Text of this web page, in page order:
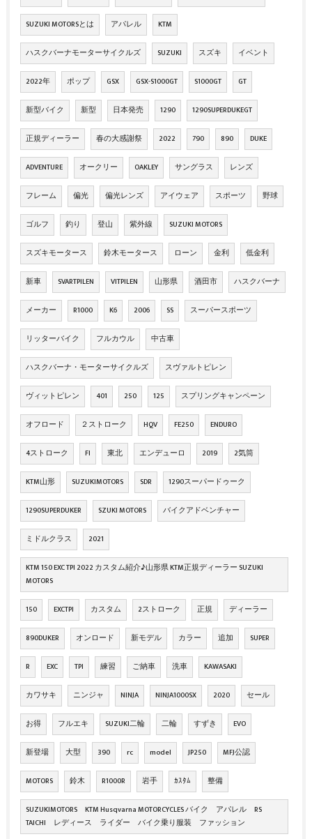
SUZUKI MOTORSとは アパレル KTM
ハスクバーナモーターサイクルズ SUZUKI スズキ イベント
2022年 ポップ GSX GSX-S1000GT S1000GT GT
新型バイク 新型 日本発売 1290 1290SUPERDUKEGT
正規ディーラー 春の大感謝祭 2022 790 890 DUKE
ADVENTURE オークリー OAKLEY サングラス レンズ
フレーム 偏光 偏光レンズ アイウェア スポーツ 野球
ゴルフ 釣り 登山 紫外線 SUZUKI MOTORS
スズキモータース 鈴木モータース ローン 金利 低金利
新車 SVARTPILEN VITPILEN 山形県 酒田市 ハスクバーナ
メーカー R1000 K6 2006 SS スーパースポーツ
リッターバイク フルカウル 中古車
ハスクバーナ・モーターサイクルズ スヴァルトピレン
ヴィットピレン 401 250 125 スプリングキャンペーン
オフロード ２ストローク HQV FE250 ENDURO
4ストローク FI 東北 エンデューロ 2019 2気筒
KTM山形 SUZUKIMOTORS SDR 1290スーパードゥーク
1290SUPERDUKER SZUKI MOTORS バイクアドベンチャー
ミドルクラス 2021
KTM 150 EXC TPI 2022 カスタム紹介♪山形県 KTM正規ディーラー SUZUKI
MOTORS
150 EXCTPI カスタム 2ストローク 正規 ディーラー
890DUKER オンロード 新モデル カラー 追加 SUPER
R EXC TPI 練習 ご納車 洗車 KAWASAKI
カワサキ ニンジャ NINJA NINJA1000SX 2020 セール
お得 フルエキ SUZUKI二輪 二輪 すずき EVO
新登場 大型 390 rc model JP250 MFJ公認
MOTORS 鈴木 R1000R 岩手 ｶｽﾀﾑ 整備
SUZUKIMOTORS KTM Husqvarna MOTORCYCLES バイク アパレル RS
TAICHI レディース ライダー バイク乗り服装 ファッション